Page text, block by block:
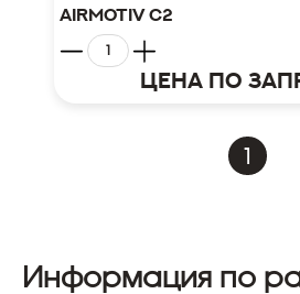
Airmotiv C2
Цена по
1
Информация по